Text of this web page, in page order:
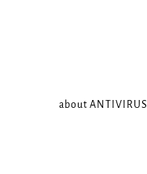
about ANTIVIRUS